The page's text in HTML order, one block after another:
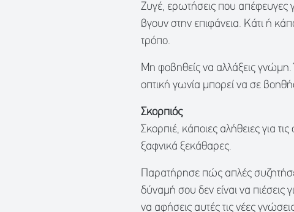
Ζυγέ, ερωτήσεις που απέφευγες
βγουν στην επιφάνεια. Κάτι ή
τρόπο.
Μη φοβηθείς να αλλάξεις γνώμη.
οπτική γωνία μπορεί να σε
Σκορπιός
Σκορπιέ, κάποιες αλήθειες για
ξαφνικά ξεκάθαρες.
Παρατήρησε πώς απλές
δύναμή σου δεν είναι να πιέσεις
να αφήσεις αυτές τις νέες